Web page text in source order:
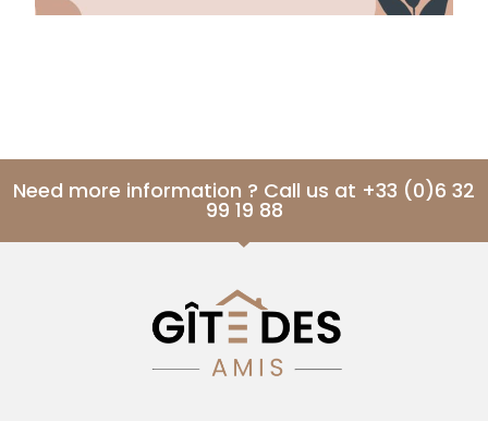
Need more information ? Call us at +33 (0)6 32
99 19 88